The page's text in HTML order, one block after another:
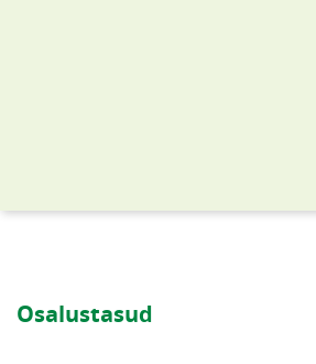
Osalustasud